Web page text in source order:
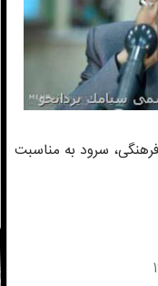
سرود به مناسبت